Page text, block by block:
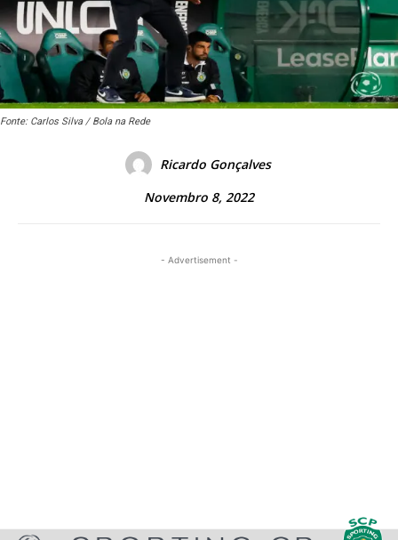
Fonte: Carlos Silva / Bola na Rede
Ricardo Gonçalves
Novembro 8, 2022
- Advertisement -